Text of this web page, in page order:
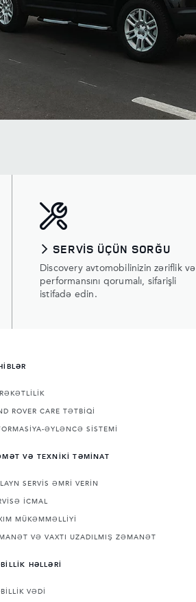
SERVİS ÜÇÜN SORĞU
Discovery avtomobilinizin zəriflik və
performansını qorumalı, sifarişli
istifadə edin.
ROVER CARE TƏTBİQİ
ƏYLƏNCƏ SİSTEMİ
VƏ TEXNİKİ TƏMİNAT
SERVİS ƏMRİ VERİN
İCMAL
MÜKƏMMƏLLİYİ
VƏ VAXTI UZADILMIŞ ZƏMANƏT
HƏLLƏRİ
VƏDİ